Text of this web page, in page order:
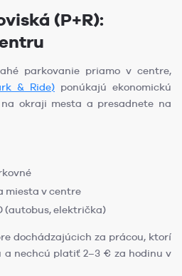
(P+R):
parkovanie priamo v centre,
& Ride) ponúkajú ekonomickú
okraji mesta a presadnete na
miesta v centre
(autobus, električka)
dochádzajúcich za prácou, ktorí
a nechcú platiť 2–3 € za hodinu v